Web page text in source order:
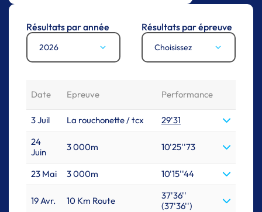
Résultats par année
2026
Résultats par épreuve
Choisissez
Date Epreuve Performance
3 Juil La rouchonette / tcx
29'31
24
Juin
3 000m 10'25''73
23 Mai 3 000m 10'15''44
19 Avr. 10 Km Route
37'36''
(37'36'')